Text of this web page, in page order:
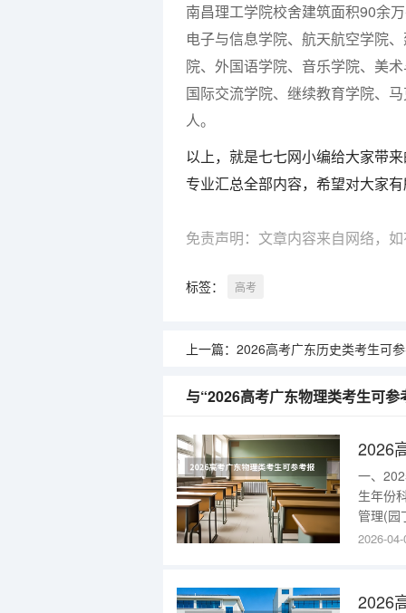
南昌理工学院校舍建筑面积90余
电子与信息学院、航天航空学院
院、外国语学院、音乐学院、美
国际交流学院、继续教育学院、
人。
以上，就是七七网小编给大家带
专业汇总全部内容，希望对大家
免责声明：文章内容来自网络，
标签： 高考
上一篇： 2026高考广东历史类考生可参考报南昌理工学
与“2026高考广东物理类考生可
2026
一、
生年份
管理(园
区
2026-
2026